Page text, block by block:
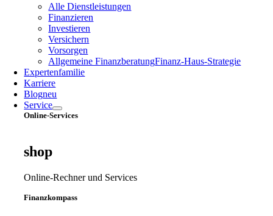
Alle Dienstleistungen
Finanzieren
Investieren
Versichern
Vorsorgen
Allgemeine FinanzberatungFinanz‑Haus‑Strategie
Expertenfamilie
Karriere
Blogneu
Service
Online-Services
shop
Online-Rechner und Services
Finanzkompass